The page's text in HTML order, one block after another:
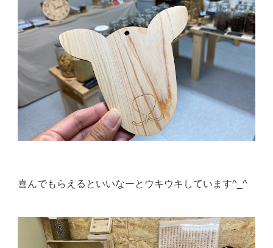
喜んでもらえるといいなーとウキウキしています^_^